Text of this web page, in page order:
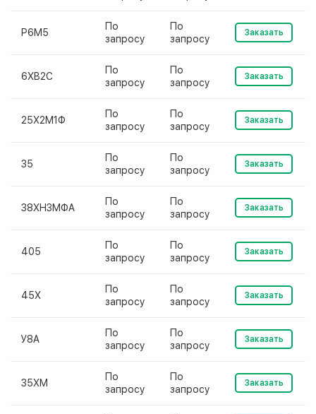
Р6М5
По
запросу
По
запросу
Заказать
6ХВ2С
По
запросу
По
запросу
Заказать
25Х2М1Ф
По
запросу
По
запросу
Заказать
35
По
запросу
По
запросу
Заказать
38ХН3МФА
По
запросу
По
запросу
Заказать
405
По
запросу
По
запросу
Заказать
45Х
По
запросу
По
запросу
Заказать
У8А
По
запросу
По
запросу
Заказать
35ХМ
По
запросу
По
запросу
Заказать